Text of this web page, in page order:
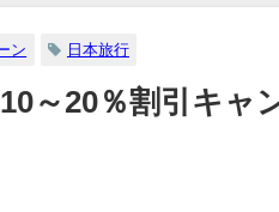
ン 日本旅行
～20％割引キャ